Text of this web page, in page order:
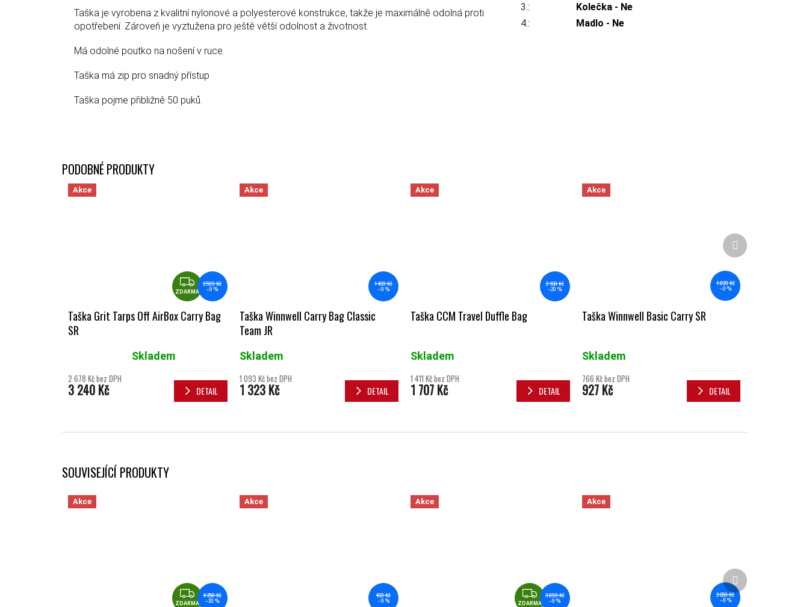
SOUVISEJÍCÍ PRODUKTY
Akce
ZDARMA
ZDARMA
4 250 Kč
–20 %
Akce
469 Kč
–9 %
Akce
ZDARMA
ZDARMA
3 899 Kč
–9 %
Akce
2 659 Kč
–9 %
Další produkt
Taška je vyrobena z kvalitní nylonové a polyesterové konstrukce, takže je maximálně odolná proti
opotřebení. Zároveň je vyztužena pro ještě větší odolnost a životnost.
Má odolné poutko na nošení v ruce.
Taška má zip pro snadný přístup
Taška pojme přibližně 50 puků.
3.:
Kolečka - Ne
4.: Madlo - Ne
Akce
ZDARMA
ZDARMA
3 599 Kč
–9 %
Taška Grit Tarps Off AirBox Carry Bag
SR
Průměrné hodnocení produktu je 5,0 z 5 hvězdiček.
Skladem
2 678 Kč bez DPH
3 240 Kč DETAIL
Akce
1 469 Kč
–9 %
Taška Winnwell Carry Bag Classic
Team JR
Skladem
1 093 Kč bez DPH
1 323 Kč DETAIL
Akce
2 160 Kč
–20 %
Taška CCM Travel Duffle Bag
Skladem
1 411 Kč bez DPH
1 707 Kč DETAIL
Akce
1 029 Kč
–9 %
Taška Winnwell Basic Carry SR
Skladem
766 Kč bez DPH
927 Kč DETAIL
Další produkt